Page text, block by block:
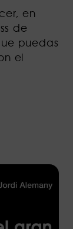
en
de
puedas
el